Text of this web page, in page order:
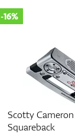
Scotty
Black 5.5 LTD -
-28%